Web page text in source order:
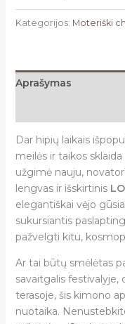
Kategorijos: Moteriški
Aprašymas
Dar hipių laikais
meilės ir taikos
užgimė nauju,
lengvas ir išskirtinis
elegantiškai vėjo
sukursiantis
pažvelgti kitu,
Ar tai būtų smėlėtas
savaitgalis festivalyje,
terasoje, šis kimono
nuotaika.